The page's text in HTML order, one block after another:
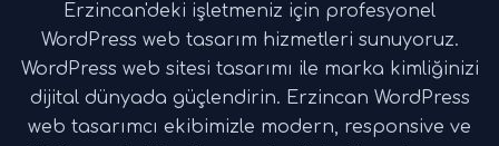
Erzincan'deki işletmeniz için profesyonel
WordPress web tasarım hizmetleri sunuyoruz.
WordPress web sitesi tasarımı ile marka kimliğinizi
dijital dünyada güçlendirin. Erzincan WordPress
web tasarımcı ekibimizle modern, responsive ve